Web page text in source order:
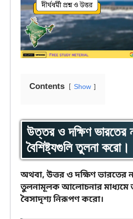
Contents Show
উত্তর ও দক্ষিণ ভারতের
বৈশিষ্ট্যগুলি তুলনা করো।
অথবা, উত্তর ও দক্ষিণ ভারতের
তুলনামূলক আলোচনার মাধ্যমে
বৈসাদৃশ্য নিরূপণ করো।